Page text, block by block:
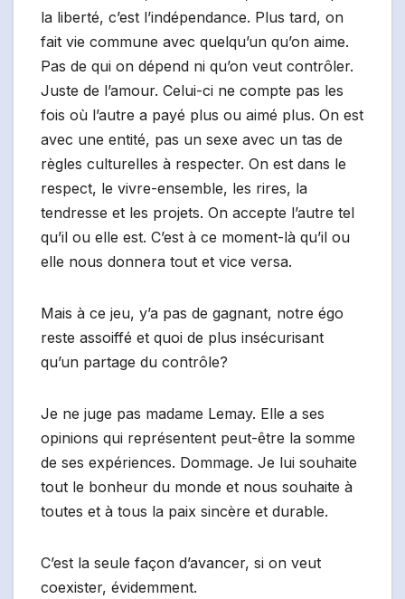
la liberté, c’est l’indépendance. Plus tard, on
fait vie commune avec quelqu’un qu’on aime.
Pas de qui on dépend ni qu’on veut contrôler.
Juste de l’amour. Celui-ci ne compte pas les
fois où l’autre a payé plus ou aimé plus. On est
avec une entité, pas un sexe avec un tas de
règles culturelles à respecter. On est dans le
respect, le vivre-ensemble, les rires, la
tendresse et les projets. On accepte l’autre tel
qu’il ou elle est. C’est à ce moment-là qu’il ou
elle nous donnera tout et vice versa.
Mais à ce jeu, y’a pas de gagnant, notre égo
reste assoiffé et quoi de plus insécurisant
qu’un partage du contrôle?
Je ne juge pas madame Lemay. Elle a ses
opinions qui représentent peut-être la somme
de ses expériences. Dommage. Je lui souhaite
tout le bonheur du monde et nous souhaite à
toutes et à tous la paix sincère et durable.
C’est la seule façon d’avancer, si on veut
coexister, évidemment.